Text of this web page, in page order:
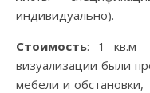
индивидуально).
Стоимость: 1 кв.м
визуализации были
мебели и